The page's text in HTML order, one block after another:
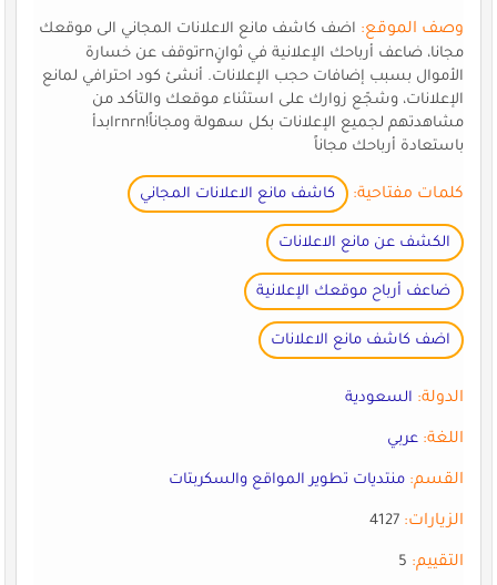
وصف الموقع:اضف كاشف مانع الاعلانات المجاني الى موقعك
مجانا، ضاعف أرباحك الإعلانية في ثوانٍrnتوقف عن خسارة
الأموال بسبب إضافات حجب الإعلانات. أنشئ كود احترافي لمانع
الإعلانات، وشجّع زوارك على استثناء موقعك والتأكد من
مشاهدتهم لجميع الإعلانات بكل سهولة ومجاناً!rnrnابدأ
باستعادة أرباحك مجاناً
كلمات مفتاحية: كاشف مانع الاعلانات المجاني
الكشف عن مانع الاعلانات
ضاعف أرباح موقعك الإعلانية
اضف كاشف مانع الاعلانات
الدولة: السعودية
اللغة: عربي
القسم: منتديات تطوير المواقع والسكربتات
الزيارات:4127
التقييم:5